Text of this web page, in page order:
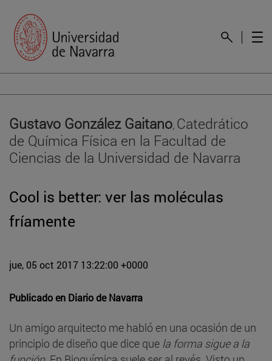
Gustavo González Gaitano, Catedrático
de Química Física en la Facultad de
Ciencias de la Universidad de Navarra
Cool is better: ver las moléculas
fríamente
jue, 05 oct 2017 13:22:00 +0000
Publicado en Diario de Navarra
Un amigo arquitecto me habló en una ocasión de un
principio de diseño que dice que la forma sigue a la